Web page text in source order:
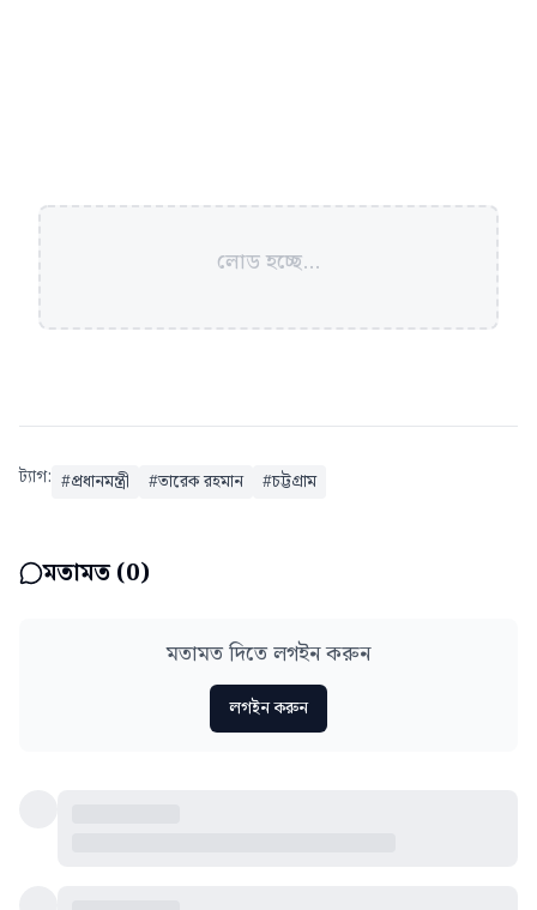
লোড হচ্ছে...
ট্যাগ: #প্রধানমন্ত্রী #তারেক রহমান #চট্টগ্রাম
মতামত (0)
মতামত দিতে লগইন করুন
লগইন করুন